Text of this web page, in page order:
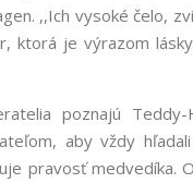
,,Ich vysoké čelo,
ktorá je výrazom
poznajú
aby vždy
pravosť